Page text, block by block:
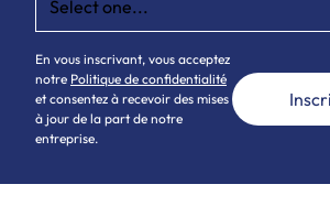
En vous inscrivant, vous acceptez
notre Politique de confidentialité
et consentez à recevoir des mises
à jour de la part de notre
entreprise.